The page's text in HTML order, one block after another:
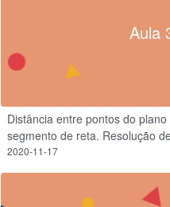
Aula
Distância entre pontos do
segmento de reta. Resolução
2020-11-17